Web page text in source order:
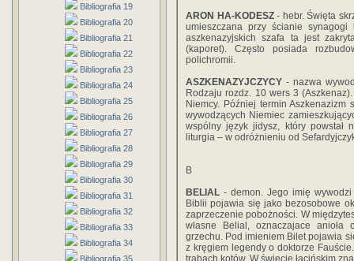
Bibliografia 19
Bibliografia 20
Bibliografia 21
Bibliografia 22
Bibliografia 23
Bibliografia 24
Bibliografia 25
Bibliografia 26
Bibliografia 27
Bibliografia 28
Bibliografia 29
Bibliografia 30
Bibliografia 31
Bibliografia 32
Bibliografia 33
Bibliografia 34
Bibliografia 35
ARON HA-KODESZ- hebr. Święta
umieszczana przy ścianie synagogi
aszkenazyjskich szafa ta jest
(kaporet). Często posiada
polichromii.
ASZKENAZYJCZYCY - nazwa
Rodzaju rozdz. 10 wers 3
Niemcy. Później termin
wywodzących Niemiec
wspólny język jidysz, który powstał
liturgia – w odróżnieniu od
B
BELIAL - demon. Jego imię
Biblii pojawia się jako bezosobowe
zaprzeczenie pobożności. W
własne Belial, oznaczajace
grzechu. Pod imieniem Bilet pojawia
z kręgiem legendy o doktorze
trąbach kotów. W świecie łacińskim